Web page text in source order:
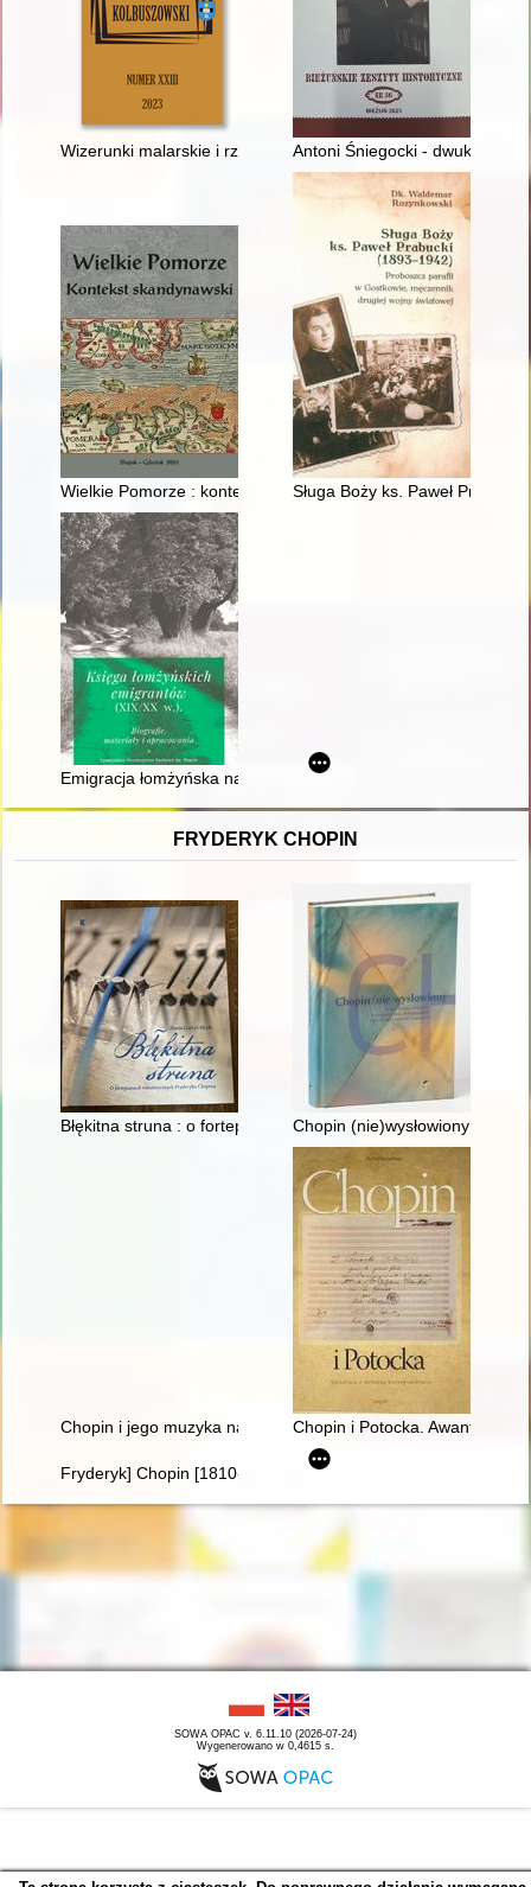
Wizerunki malarskie i rzeźbiarskie św. Kingi z XVIII i XIX
Antoni Śniegocki - dwukrotny
Wielkie Pomorze : kontekst skandynawski : wieloautorska
Sługa Boży ks. Paweł
Emigracja łomżyńska na przełomie XIX i XX wieku : biografie :
FRYDERYK CHOPIN
Błękitna struna : o fortepianach romantycznych Fryderyka
Chopin (nie)wysłowiony :
Chopin i jego muzyka na Dolnym Śląsku" - wystawa w
Chopin i Potocka. Awantura o
Fryderyk] Chopin [1810-1849]. Życie i droga twórcza
SOWA OPAC v. 6.11.10 (2026-07-24)
Wygenerowano w 0,4615 s.